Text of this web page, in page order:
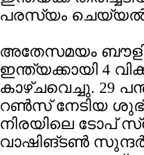
പരസ്യം
അതേസമയം
ഇന്ത്യക്കായി 4
കാഴ്ചവെച്ചു. 29
റണ്‍സ് നേടിയ
നിരയിലെ ടോപ്
വാഷിങ്ടണ്‍ സുന്ദര്‍